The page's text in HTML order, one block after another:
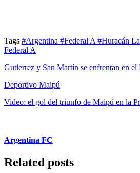
Tags #Argentina #Federal A#Huracán
Federal A
Gutierrez y San Martín se enfrentan en el
Deportivo Maipú
Video: el gol del triunfo de Maipú en la
Argentina FC
Related posts